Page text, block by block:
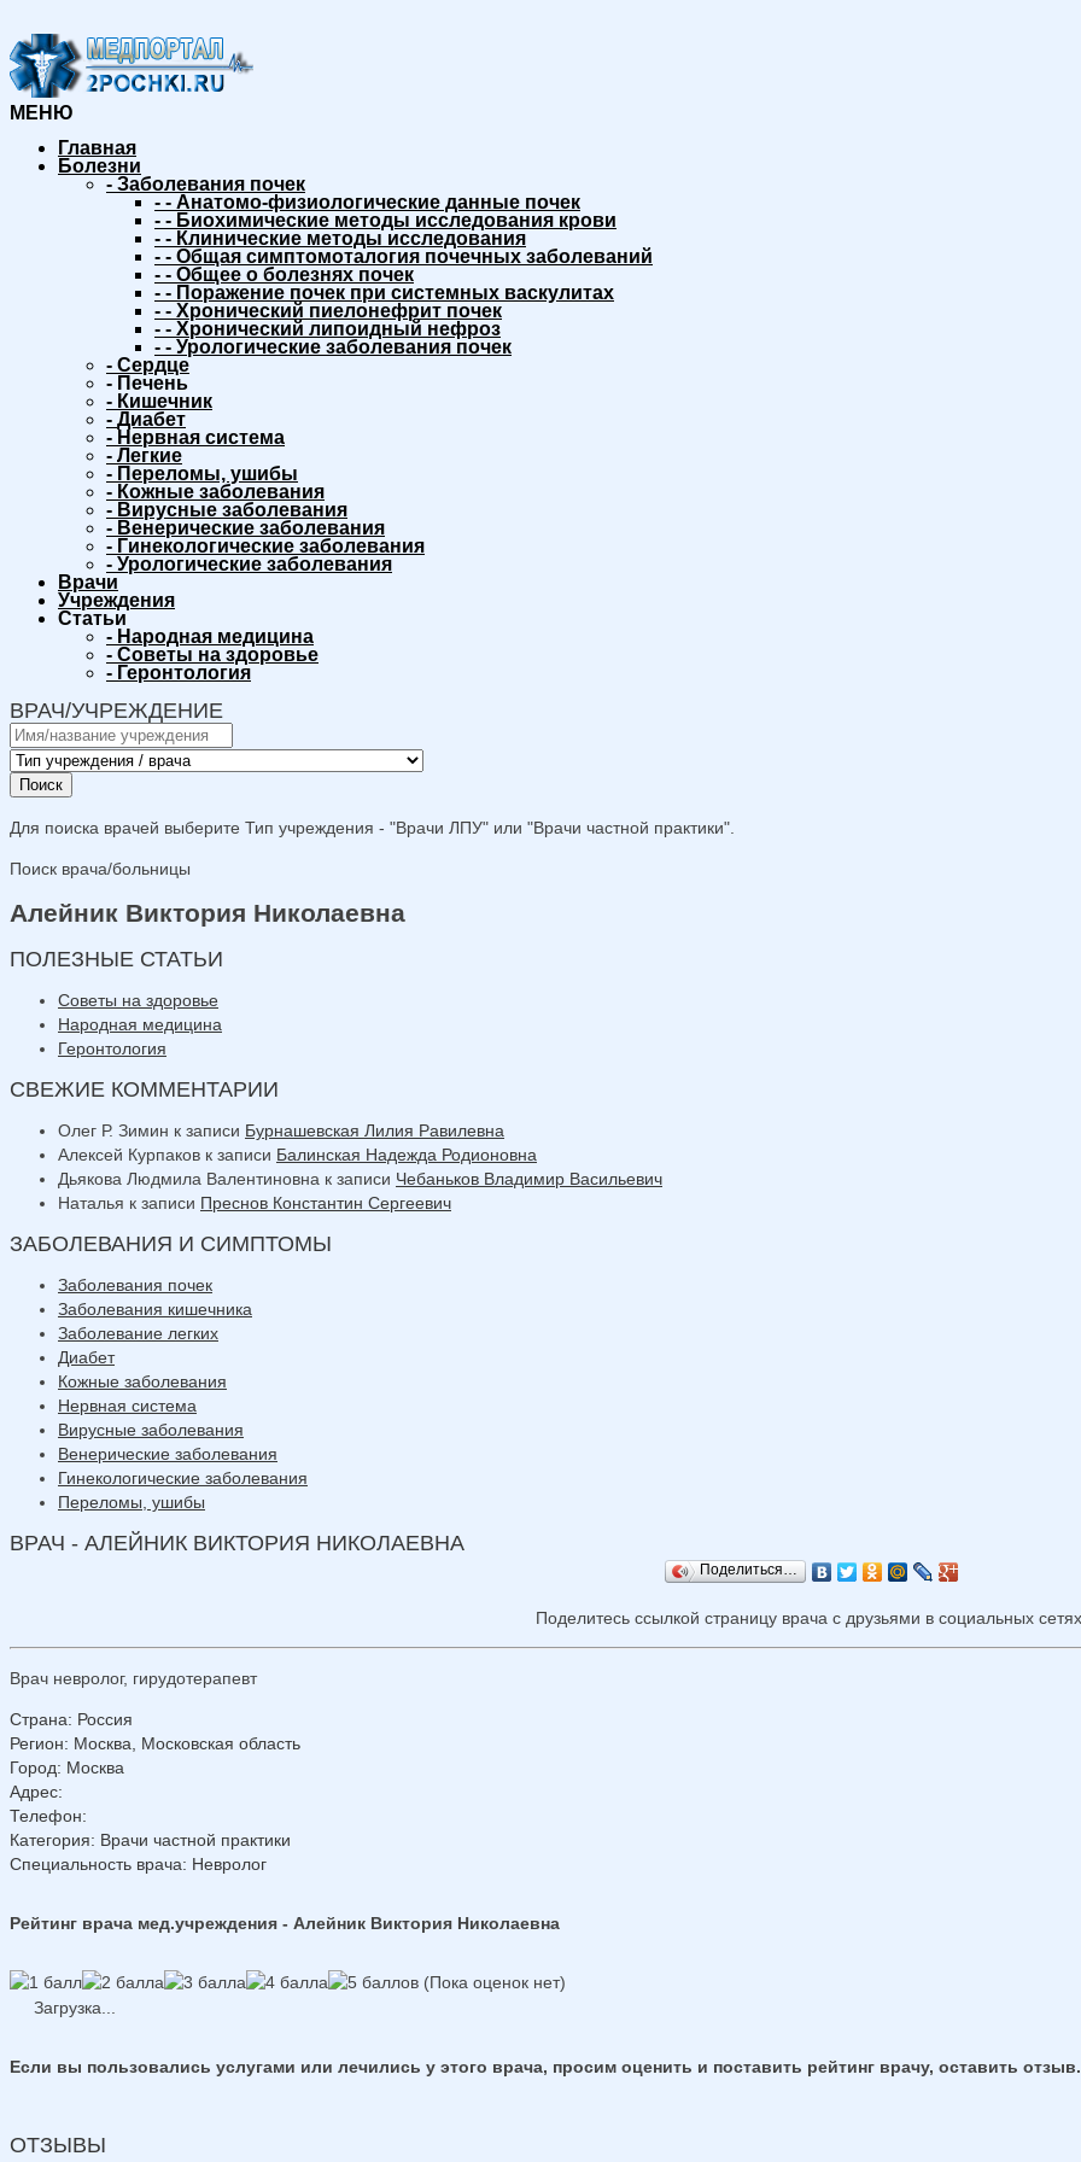
МЕНЮ
Главная
Болезни
- Заболевания почек
- - Анатомо-физиологические данные почек
- - Биохимические методы исследования крови
- - Клинические методы исследования
- - Общая симптомоталогия почечных заболеваний
- - Общее о болезнях почек
- - Поражение почек при системных васкулитах
- - Хронический пиелонефрит почек
- - Хронический липоидный нефроз
- - Урологические заболевания почек
- Сердце
- Печень
- Кишечник
- Диабет
- Нервная система
- Легкие
- Переломы, ушибы
- Кожные заболевания
- Вирусные заболевания
- Венерические заболевания
- Гинекологические заболевания
- Урологические заболевания
Врачи
Учреждения
Статьи
- Народная медицина
- Советы на здоровье
- Геронтология
ВРАЧ/УЧРЕЖДЕНИЕ
Поиск
Для поиска врачей выберите Тип учреждения - "Врачи ЛПУ" или "Врачи частной практики".
Поиск врача/больницы
Алейник Виктория Николаевна
ПОЛЕЗНЫЕ СТАТЬИ
Советы на здоровье
Народная медицина
Геронтология
СВЕЖИЕ КОММЕНТАРИИ
Олег Р. Зимин к записи Бурнашевская Лилия Равилевна
Алексей Курпаков к записи Балинская Надежда Родионовна
Дьякова Людмила Валентиновна к записи Чебаньков Владимир Васильевич
Наталья к записи Преснов Константин Сергеевич
ЗАБОЛЕВАНИЯ И СИМПТОМЫ
Заболевания почек
Заболевания кишечника
Заболевание легких
Диабет
Кожные заболевания
Нервная система
Вирусные заболевания
Венерические заболевания
Гинекологические заболевания
Переломы, ушибы
ВРАЧ - АЛЕЙНИК ВИКТОРИЯ НИКОЛАЕВНА
Поделиться…
Поделитесь ссылкой страницу врача с друзьями в социальных
Врач невролог, гирудотерапевт
Страна: Россия
Регион: Москва, Московская область
Город: Москва
Адрес:
Телефон:
Категория: Врачи частной практики
Специальность врача: Невролог
Рейтинг врача мед.учреждения - Алейник Виктория Николаевна
(Пока оценок нет)
Загрузка...
Если вы пользовались услугами или лечились у этого врача, просим оценить и поставить рейтинг врачу, оставить отзыв.
ОТЗЫВЫ